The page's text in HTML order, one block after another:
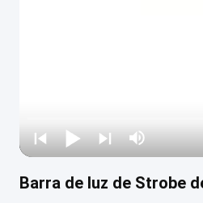
Barra de luz de Strobe